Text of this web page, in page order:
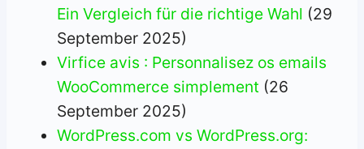
Ein Vergleich für die richtige Wahl (29
September 2025)
Virfice avis : Personnalisez os emails
WooCommerce simplement (26
September 2025)
WordPress.com vs WordPress.org: